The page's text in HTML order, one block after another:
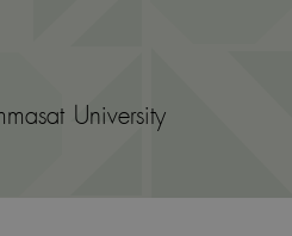
University